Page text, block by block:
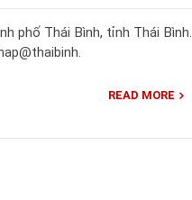
phố Thái Bình, tỉnh Thái Bình.
READ MORE